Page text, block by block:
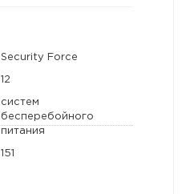
Security Force
12
систем
бесперебойного
питания
151